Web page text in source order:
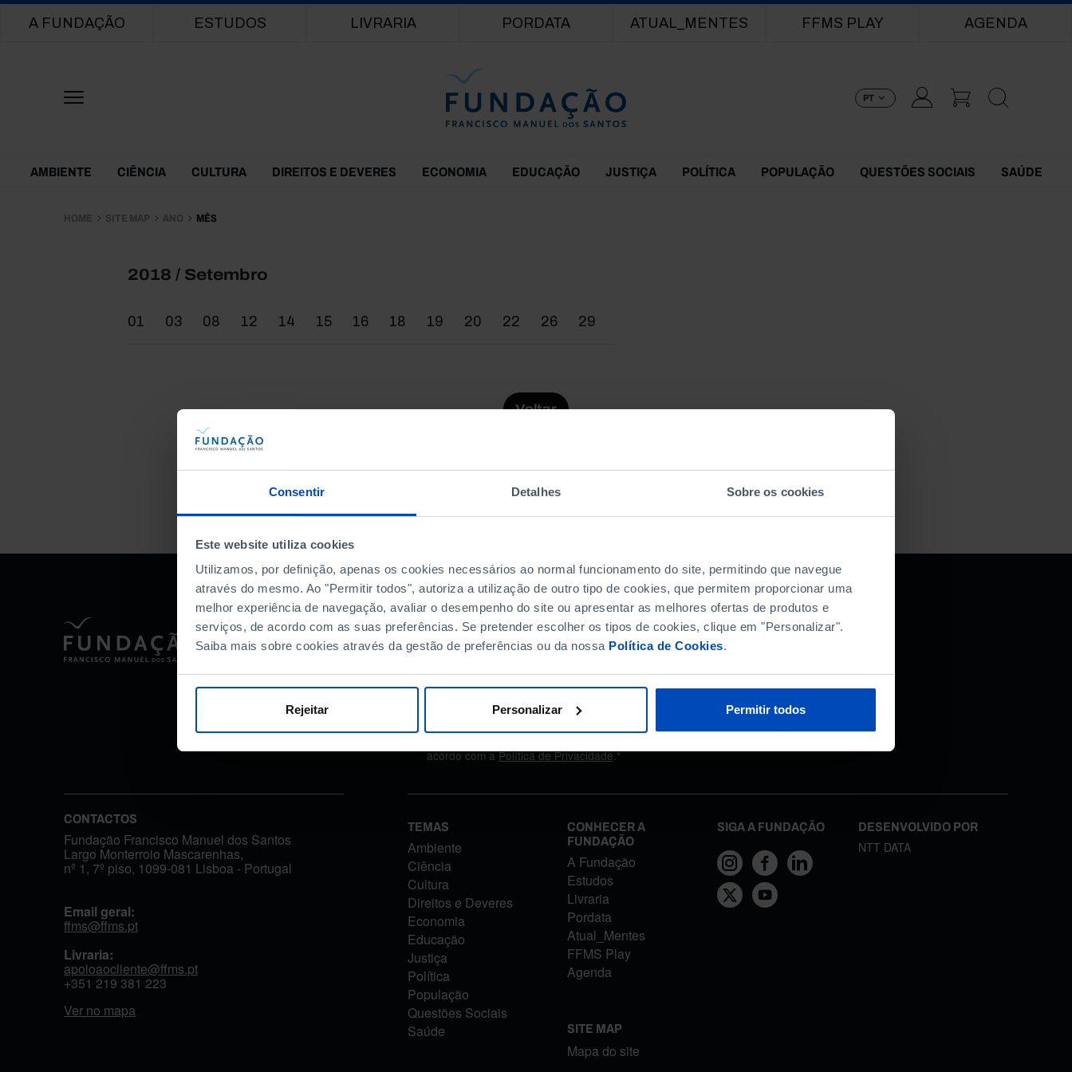
Consentir Detalhes Sobre os cookies
Este website utiliza cookies
Utilizamos, por definição, apenas os cookies necessários ao normal funcionamento do site, permitindo que navegue
através do mesmo. Ao "Permitir todos", autoriza a utilização de outro tipo de cookies, que permitem proporcionar uma
melhor experiência de navegação, avaliar o desempenho do site ou apresentar as melhores ofertas de produtos e
serviços, de acordo com as suas preferências. Se pretender escolher os tipos de cookies, clique em "Personalizar".
Saiba mais sobre cookies através da gestão de preferências ou da nossa Política de Cookies.
Rejeitar Personalizar Permitir todos
Main navigation
A FUNDAÇÃO ESTUDOS LIVRARIA PORDATA ATUAL_MENTES FFMS PLAY AGENDA
PT
Themes Menu
AMBIENTE CIÊNCIA CULTURA DIREITOS E DEVERES ECONOMIA EDUCAÇÃO JUSTIÇA POLÍTICA POPULAÇÃO QUESTÕES SOCIAIS SAÚDE
HOME SITE MAP ANO MÊS
2018 / Setembro
01 03 08 12 14 15 16 18 19 20 22 26 29
Voltar
Subscreva a newsletter da Fundação
MANTENHA-SE A PAR
acordo com aPolítica de Privacidade.*
CONTACTOS
Fundação Francisco Manuel dos Santos
Largo Monterroio Mascarenhas,
nº 1, 7º piso, 1099-081 Lisboa - Portugal
Email geral:
ffms@ffms.pt
Livraria:
apoioaocliente@ffms.pt
+351 219 381 223
Ver no mapa
TEMAS
Ambiente
Ciência
Cultura
Direitos e Deveres
Economia
Educação
Justiça
Política
População
Questões Sociais
Saúde
CONHECER A
FUNDAÇÃO
A Fundação
Estudos
Livraria
Pordata
Atual_Mentes
FFMS Play
Agenda
SITE MAP
Mapa do site
SIGA A FUNDAÇÃO DESENVOLVIDO POR
NTT DATA